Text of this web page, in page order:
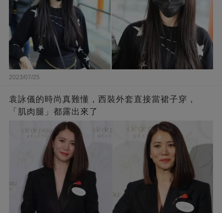
2023/07/25
袁詠儀的時尚真難懂，西裝外套直接當裙子穿，
「肌肉腿」都露出來了